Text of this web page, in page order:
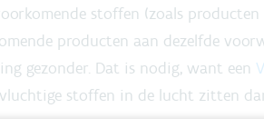
stoffen (zoals
producten aan dezelfde
gezonder. Dat is nodig, want een
stoffen in de lucht zitten